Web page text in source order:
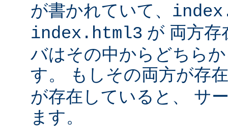
が書かれていて、
index.html3 が 両方存
バはその中からどちら
す。 もしその両方が存
が存在していると、 サ
ます。